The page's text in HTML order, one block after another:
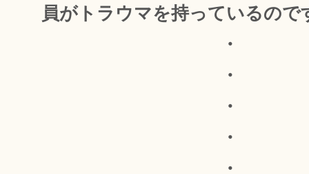
員がトラウマを持っているので
・
・
・
・
・